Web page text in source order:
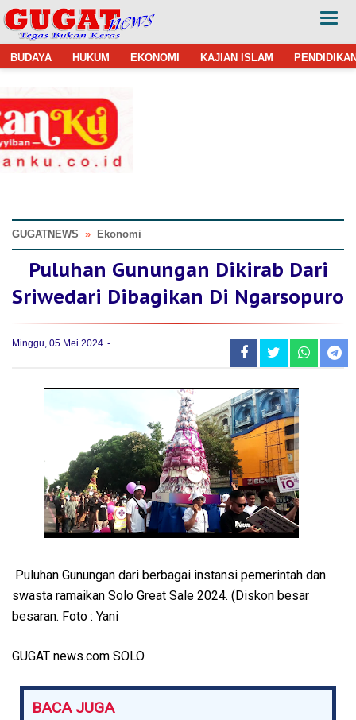
BUDAYA HUKUM EKONOMI KAJIAN ISLAM
GUGATNEWS » Ekonomi
Puluhan Gunungan Dikirab Dari
Sriwedari Dibagikan Di Ngarsopuro
Minggu, 05 Mei 2024
Puluhan Gunungan dari berbagai instansi pemerintah dan
swasta ramaikan Solo Great Sale 2024. (Diskon besar
besaran. Foto : Yani
GUGAT news.com SOLO.
BACA JUGA